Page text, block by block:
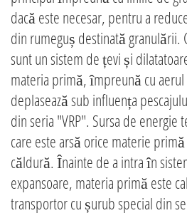
dacă este necesar, pentru a
din rumeguș destinată granulării.
sunt un sistem de țevi și
materia primă, împreună cu
deplasează sub influența
din seria "VRP". Sursa de
care este arsă orice materie
căldură. Înainte de a intra în
expansoare, materia primă este
transportor cu șurub special din